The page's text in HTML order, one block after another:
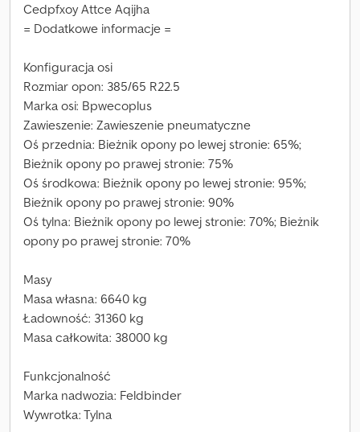
Cedpfxoy Attce Aqijha
= Dodatkowe informacje =
Konfiguracja osi
Rozmiar opon: 385/65 R22.5
Marka osi: Bpwecoplus
Zawieszenie: Zawieszenie pneumatyczne
Oś przednia: Bieżnik opony po lewej stronie: 65%;
Bieżnik opony po prawej stronie: 75%
Oś środkowa: Bieżnik opony po lewej stronie: 95%;
Bieżnik opony po prawej stronie: 90%
Oś tylna: Bieżnik opony po lewej stronie: 70%; Bieżnik
opony po prawej stronie: 70%
Masy
Masa własna: 6640 kg
Ładowność: 31360 kg
Masa całkowita: 38000 kg
Funkcjonalność
Marka nadwozia: Feldbinder
Wywrotka: Tylna